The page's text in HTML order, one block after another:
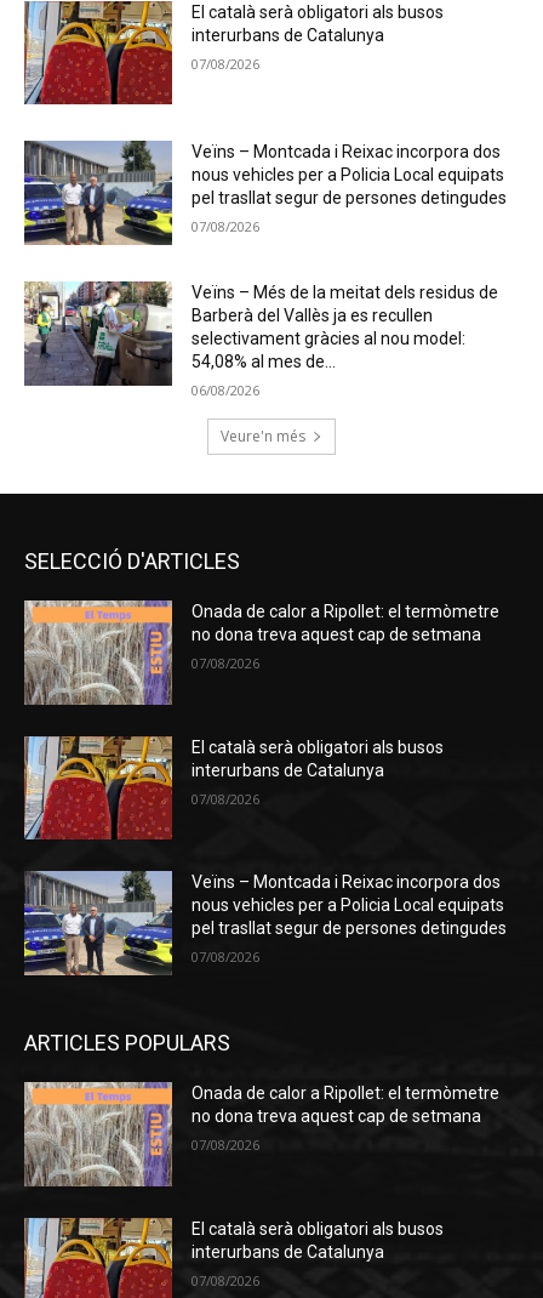
El català serà obligatori als busos
interurbans de Catalunya
07/08/2026
Veïns – Montcada i Reixac incorpora dos
nous vehicles per a Policia Local equipats
pel trasllat segur de persones detingudes
07/08/2026
Veïns – Més de la meitat dels residus de
Barberà del Vallès ja es recullen
selectivament gràcies al nou model:
54,08% al mes de...
06/08/2026
Veure'n més
SELECCIÓ D'ARTICLES
Onada de calor a Ripollet: el termòmetre
no dona treva aquest cap de setmana
07/08/2026
El català serà obligatori als busos
interurbans de Catalunya
07/08/2026
Veïns – Montcada i Reixac incorpora dos
nous vehicles per a Policia Local equipats
pel trasllat segur de persones detingudes
07/08/2026
ARTICLES POPULARS
Onada de calor a Ripollet: el termòmetre
no dona treva aquest cap de setmana
07/08/2026
El català serà obligatori als busos
interurbans de Catalunya
07/08/2026